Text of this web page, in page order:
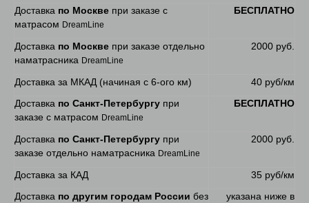
Доставка по Москве при заказе с
матрасом DreamLine
БЕСПЛАТНО
Доставка по Москве при заказе отдельно
наматрасника DreamLine
2000 руб.
Доставка за МКАД (начиная с 6-ого км)
40 руб/км
Доставка по Санкт-Петербургу при
заказе с матрасом DreamLine
БЕСПЛАТНО
Доставка по Санкт-Петербургу при
заказе отдельно наматрасника DreamLine
2000 руб.
Доставка за КАД
35 руб/км
Доставка по другим городам России без
указана ниже в